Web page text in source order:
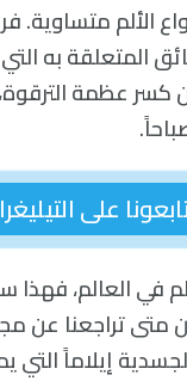
الألم متساوية.
المتعلقة به
من كسر عظمة
على
في العالم، فهذا
تراجعنا عن
إيلاماً